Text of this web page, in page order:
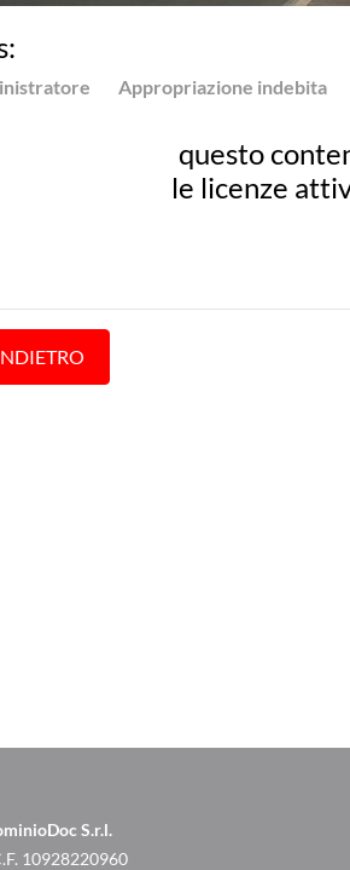
Appropriazione indebita
questo
le licenze
S.r.l.
10928220960